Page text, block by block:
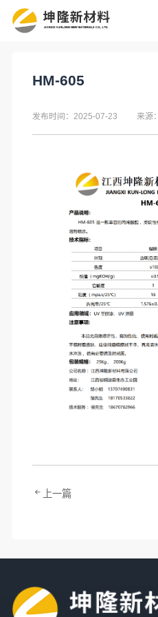
HM-605
发布时间：2025-07-23 来源：
上一篇